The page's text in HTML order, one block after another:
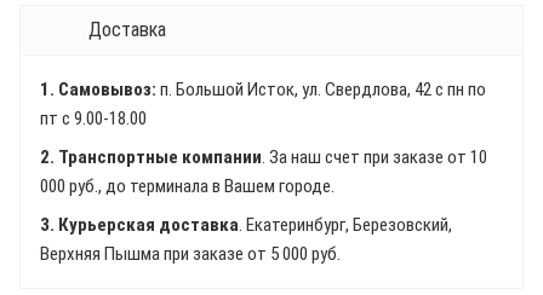
Доставка
1. Самовывоз: п. Большой Исток, ул. Свердлова, 42 с пн по
пт с 9.00-18.00
2. Транспортные компании. За наш счет при заказе от 10
000 руб., до терминала в Вашем городе.
3. Курьерская доставка. Екатеринбург, Березовский,
Верхняя Пышма при заказе от 5 000 руб.